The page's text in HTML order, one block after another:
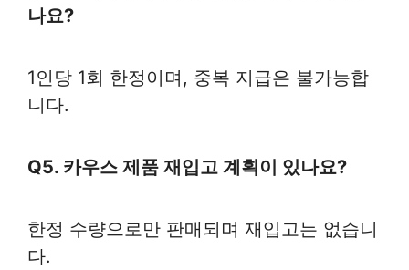
나요?
1인당 1회 한정이며, 중복 지급은 불가능합
니다.
Q5. 카우스 제품 재입고 계획이 있나요?
한정 수량으로만 판매되며 재입고는 없습니
다.